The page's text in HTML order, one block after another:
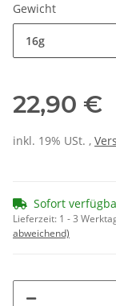
Gewicht
16g
22,90 €
inkl. 19% USt. ,
Sofort
Lieferzeit: 1 - 3
abweichend)